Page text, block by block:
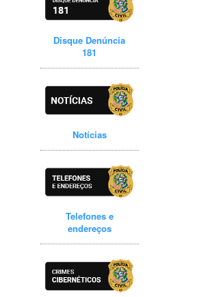
Disque Denúncia
181
Notícias
Telefones e
endereços